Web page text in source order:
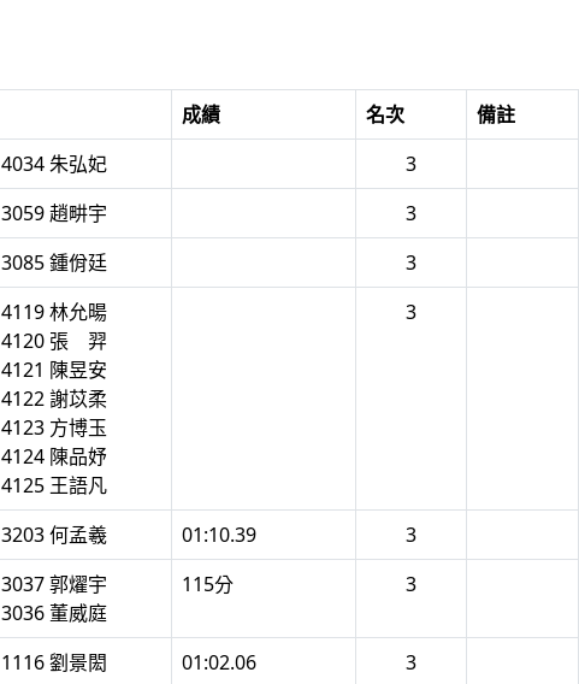
成績 名次
備註
4034 朱弘妃
3
3059 趙畊宇
3
3085 鍾佾廷
3
4119 林允暘
4120 張 羿
4121 陳昱安
4122 謝苡柔
4123 方博玉
4124 陳品妤
4125 王語凡
3
3203 何孟羲 01:10.39
3
3037 郭燿宇
3036 董威庭
115分 3
1116 劉景閎 01:02.06
3